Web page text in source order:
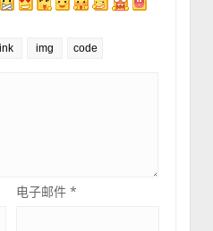
电子邮件*